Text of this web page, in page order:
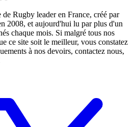
Rugby leader en France, créé par
2008, et aujourd'hui lu par plus d'un
chaque mois. Si malgré tous nos
ce site soit le meilleur, vous constatez
à nos devoirs, contactez nous,